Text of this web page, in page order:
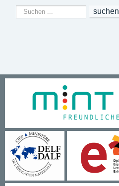
Suchen
...
suchen